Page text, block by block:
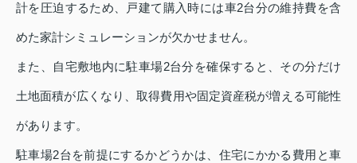
計を圧迫するため、戸建て購入時には車2台分の維持費を含
めた家計シミュレーションが欠かせません。
また、自宅敷地内に駐車場2台分を確保すると、その分だけ
土地面積が広くなり、取得費用や固定資産税が増える可能性
があります。
駐車場2台を前提にするかどうかは、住宅にかかる費用と車